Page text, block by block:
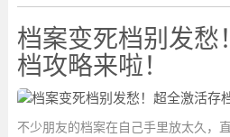
档案变死档别发愁
档攻略来啦！
不少朋友的档案在自己手里放太久，